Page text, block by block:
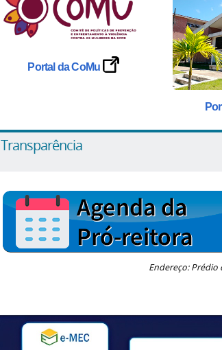
Portal da CoMu
Transparência
Endereço: Prédio